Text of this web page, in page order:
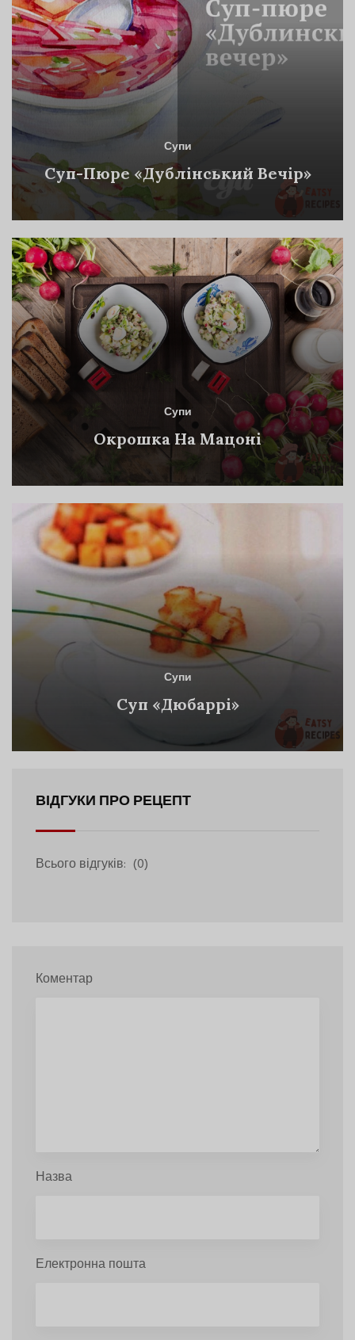
Супи
Суп-Пюре «Дублінський Вечір»
Супи
Окрошка На Мацоні
Супи
Суп «Дюбаррі»
ВІДГУКИ ПРО РЕЦЕПТ
Всього відгуків: (0)
Коментар
Назва
Електронна пошта